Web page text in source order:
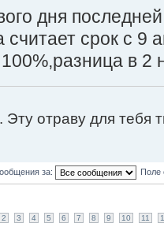
дня
срок с 9
в 2
отраву для
за: Поле
2 3 4 5 6 7 8 9 10 11